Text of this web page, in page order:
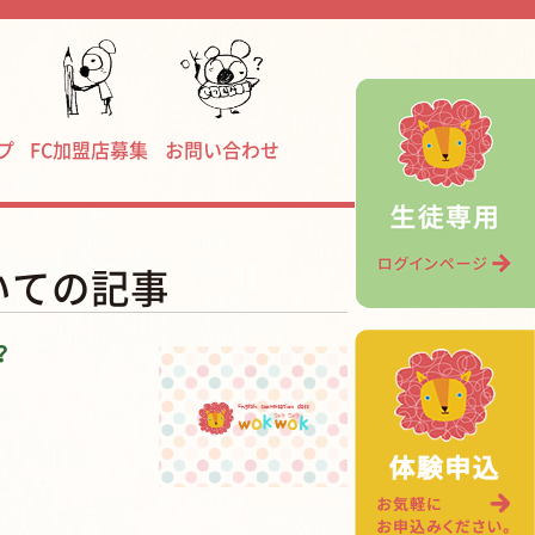
FC加盟店募集 お問い合わせ
の記事